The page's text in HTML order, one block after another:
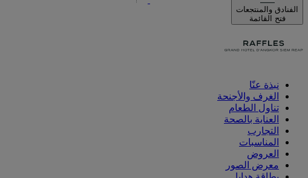
الفنادق والمنتجعات
فتح القائمة
نبذة عنّا
الغرف والأجنحة
تناول الطعام
العناية بالصحة
التجارب
المناسبات
العروض
معرض الصور